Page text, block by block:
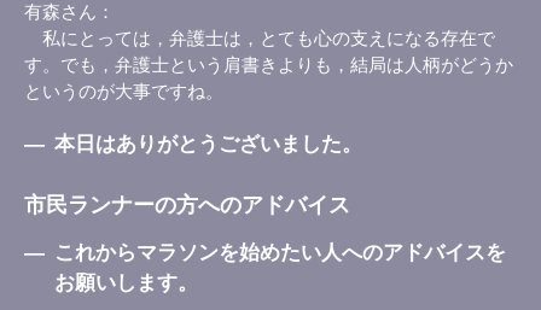
有森さん
私にとっては，弁護士は，とても心の支えになる存在で
す。でも，弁護士という肩書きよりも，結局は人柄がどうか
というのが大事ですね。
― 本日はありがとうございました。
市民ランナーの方へのアドバイス
― これからマラソンを始めたい人へのアドバイスを
お願いします。